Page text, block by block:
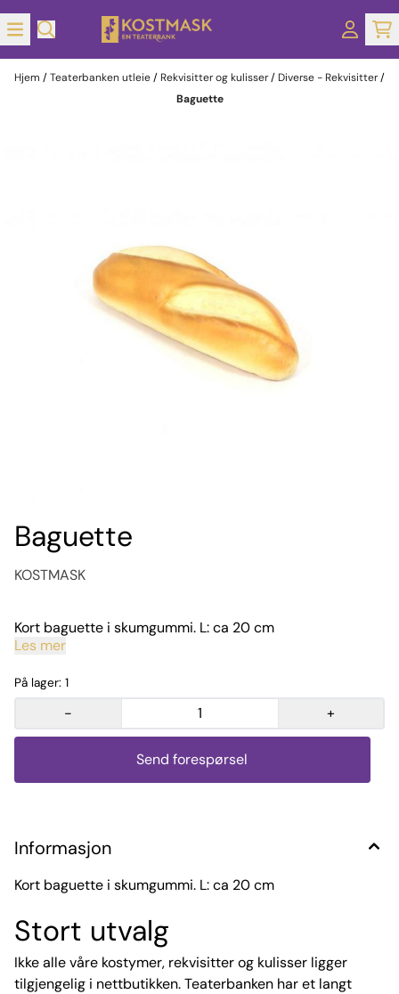
Hopp til innhold
Hjem /Teaterbanken utleie/ Rekvisitter og kulisser/ Diverse - Rekvisitter/
Baguette
Baguette
KOSTMASK
Kort baguette i skumgummi. L: ca 20 cm
Les mer
På lager: 1
- +
Send forespørsel
Informasjon
Kort baguette i skumgummi. L: ca 20 cm
Stort utvalg
Ikke alle våre kostymer, rekvisitter og kulisser ligger
tilgjengelig i nettbutikken. Teaterbanken har et langt